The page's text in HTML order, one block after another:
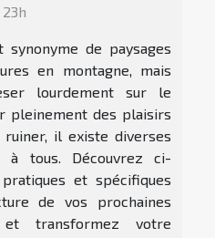
de paysages
en montagne, mais
lourdement sur le
pleinement des plaisirs
il existe diverses
à tous. Découvrez ci-
et spécifiques
de vos prochaines
transformez votre